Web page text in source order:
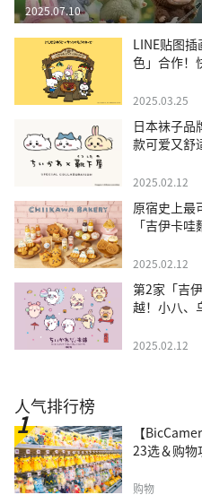
2025.07.10
LINE贴图
色」合作！
2025.03.25
日本袜子品
款可爱又舒
2025.02.12
原宿史上最
「吉伊卡
2025.02.12
第2家「吉
越！小八、
2025.02.12
人气排行榜
【
23选＆购物
购物